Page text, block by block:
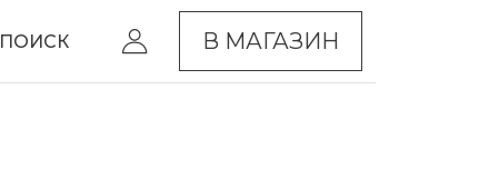
ПОИСК В МАГАЗИН